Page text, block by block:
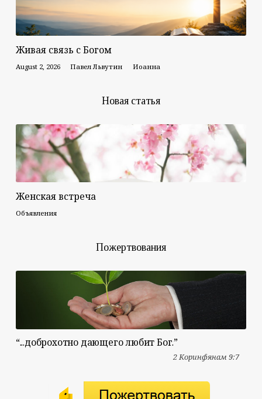
Живая связь с Богом
August 2, 2026 Павел Львутин Иоанна
Новая статья
Женская встреча
Объявления
Пожертвования
“...доброхотно дающего любит Бог.”
2 Коринфянам 9:7